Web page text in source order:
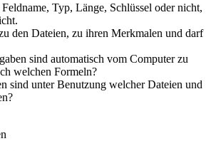
Typ, Länge, Schlüssel oder nicht,
den Dateien, zu ihren Merkmalen und darf
sind automatisch vom Computer zu
welchen Formeln?
sind unter Benutzung welcher Dateien und